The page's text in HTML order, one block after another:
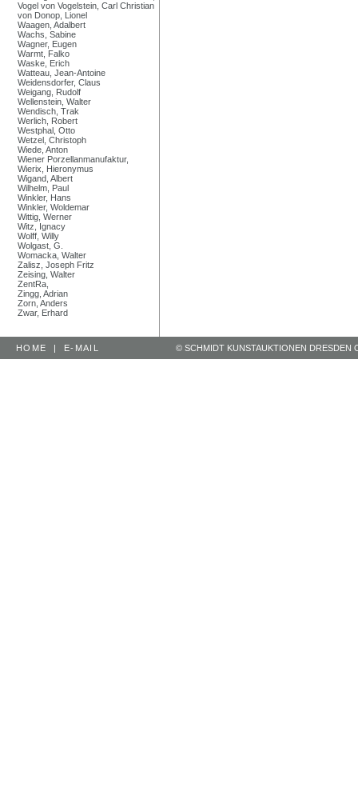
Vogel von Vogelstein, Carl Christian
von Donop, Lionel
Waagen, Adalbert
Wachs, Sabine
Wagner, Eugen
Warmt, Falko
Waske, Erich
Watteau, Jean-Antoine
Weidensdorfer, Claus
Weigang, Rudolf
Wellenstein, Walter
Wendisch, Trak
Werlich, Robert
Westphal, Otto
Wetzel, Christoph
Wiede, Anton
Wiener Porzellanmanufaktur,
Wierix, Hieronymus
Wigand, Albert
Wilhelm, Paul
Winkler, Hans
Winkler, Woldemar
Wittig, Werner
Witz, Ignacy
Wolff, Willy
Wolgast, G.
Womacka, Walter
Zalisz, Joseph Fritz
Zeising, Walter
ZentRa,
Zingg, Adrian
Zorn, Anders
Zwar, Erhard
HOME | E-MAIL © SCHMIDT KUNSTAUKTIONEN DRESDEN